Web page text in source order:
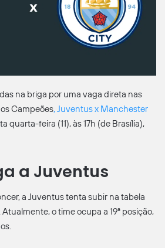
na briga por uma vaga direta nas
Campeões,Juventus x Manchester
quarta-feira (11), às 17h (de Brasília),
a Juventus
a Juventus tenta subir na tabela
o time ocupa a 19ª posição,